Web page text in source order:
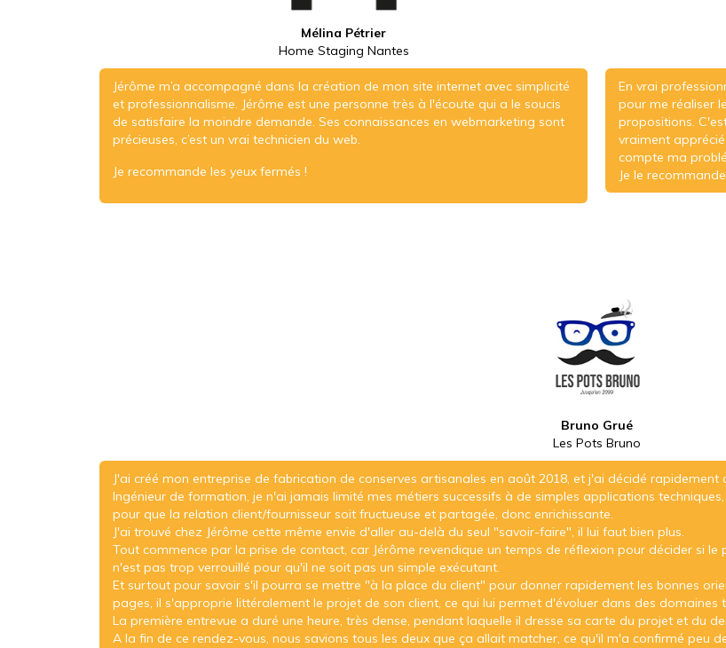
Mélina Pétrier
Home Staging Nantes
Jérôme m’a accompagné dans la création de mon site internet avec simplicité
et professionnalisme. Jérôme est une personne très à l'écoute qui a le soucis
de satisfaire la moindre demande. Ses connaissances en webmarketing sont
précieuses, c’est un vrai technicien du web.
Je recommande les yeux fermés !
En vrai
pour me réaliser
propositions.
vraiment
compte ma
Je le
Bruno Grué
Les Pots Bruno
J'ai créé mon entreprise de fabrication de conserves artisanales en août 2018, et j'ai décidé rapidement
Ingénieur de formation, je n'ai jamais limité mes métiers successifs à de simples applications
pour que la relation client/fournisseur soit fructueuse et partagée, donc enrichissante.
J'ai trouvé chez Jérôme cette même envie d'aller au-delà du seul "savoir-faire", il lui faut bien plus.
Tout commence par la prise de contact, car Jérôme revendique un temps de réflexion pour décider si
n'est pas trop verrouillé pour qu'il ne soit pas un simple exécutant.
Et surtout pour savoir s'il pourra se mettre "à la place du client" pour donner rapidement les bonnes
pages, il s'approprie littéralement le projet de son client, ce qui lui permet d'évoluer dans des domaines
La première entrevue a duré une heure, très dense, pendant laquelle il dresse sa carte du projet et du
A la fin de ce rendez-vous, nous savions tous les deux que ça allait matcher, ce qu'il m'a confirmé peu